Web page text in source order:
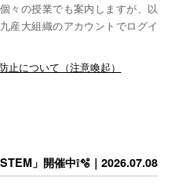
々の授業でも案内しますが、以
産大組織のアカウントでログイ
止について（注意喚起）
」開催中❕🫧｜2026.07.08